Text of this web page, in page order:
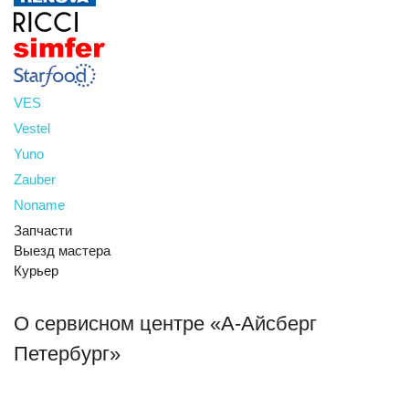
VES
Vestel
Yuno
Zauber
Noname
Запчасти
Выезд мастера
Курьер
О сервисном центре «А-Айсберг
Петербург»